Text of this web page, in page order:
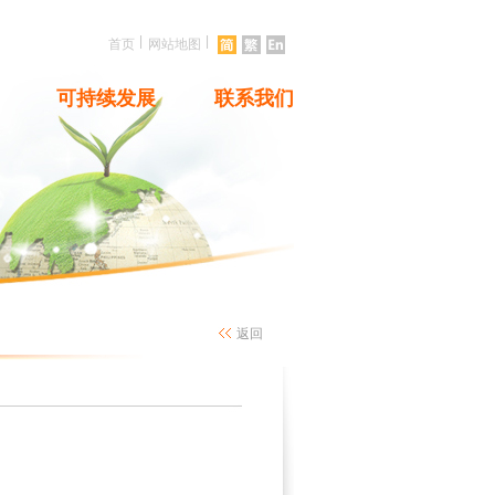
首页 网站地图
可持续发展 联系我们
返回